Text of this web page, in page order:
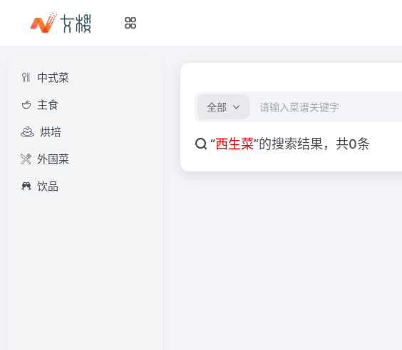
中式菜
主食
烘培
外国菜
饮品
全部
“西生菜”的搜索结果，共0条